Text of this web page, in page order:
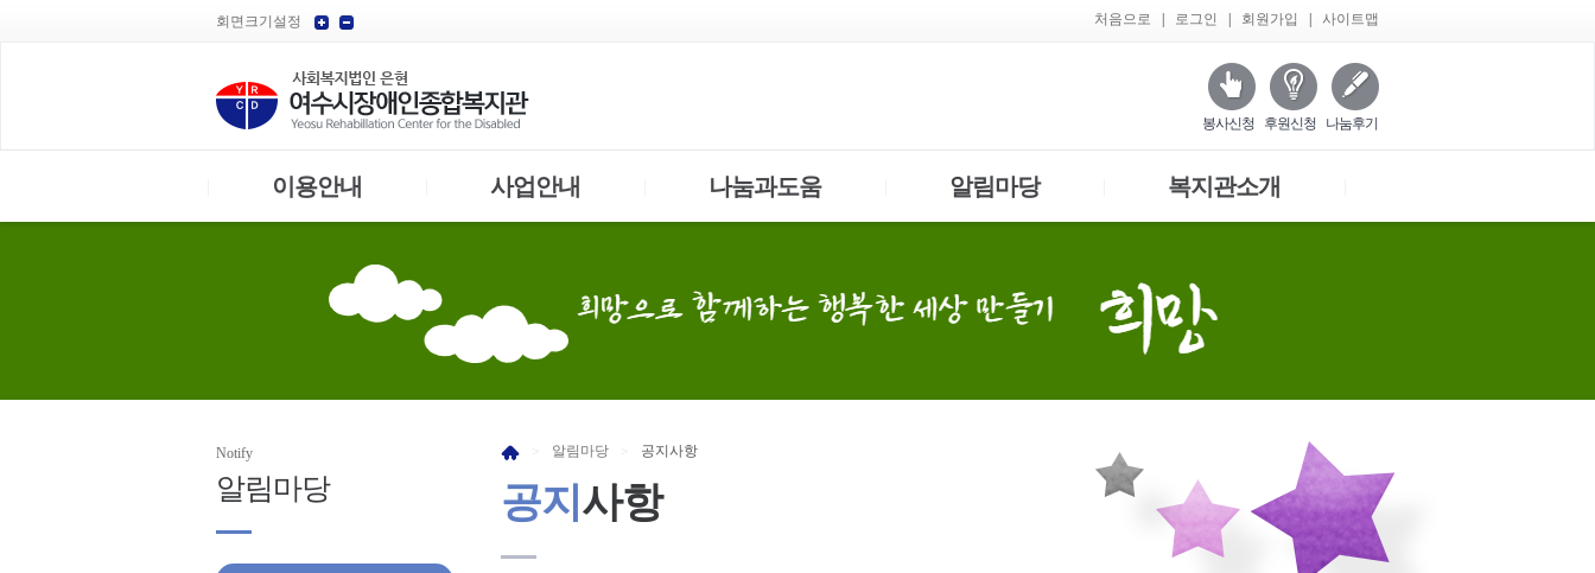
회면크기설정 처음으로 | 로그인 | 회원가입 | 사이트맵
봉사신청 후원신청 나눔후기
이용안내 사업안내 나눔과도움 알림마당 복지관소개
Notify
알림마당
> 알림 마당 > 공지 사항
공지 사항